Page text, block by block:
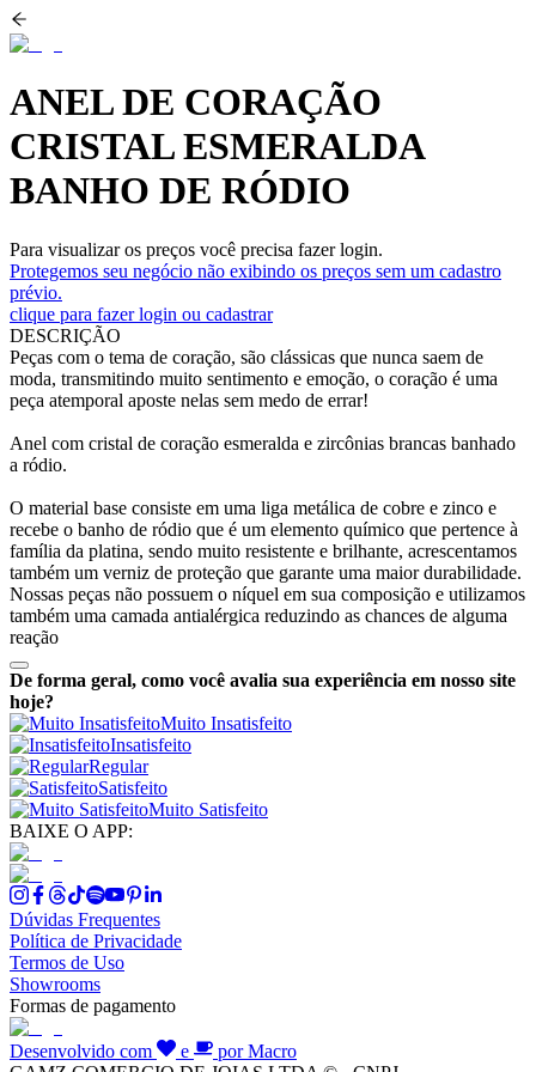
ANEL DE CORAÇÃO
CRISTAL ESMERALDA
BANHO DE RÓDIO
Para visualizar os preços você precisa fazer login.
Protegemos seu negócio não exibindo os preços sem um cadastro
prévio.
clique para fazer login ou cadastrar
DESCRIÇÃO
Peças com o tema de coração, são clássicas que nunca saem de
moda, transmitindo muito sentimento e emoção, o coração é uma
peça atemporal aposte nelas sem medo de errar!
Anel com cristal de coração esmeralda e zircônias brancas banhado
a ródio.
O material base consiste em uma liga metálica de cobre e zinco e
recebe o banho de ródio que é um elemento químico que pertence à
família da platina, sendo muito resistente e brilhante, acrescentamos
também um verniz de proteção que garante uma maior durabilidade.
Nossas peças não possuem o níquel em sua composição e utilizamos
também uma camada antialérgica reduzindo as chances de alguma
reação
De forma geral, como você avalia sua experiência em nosso site
hoje?
Muito Insatisfeito
Insatisfeito
Regular
Satisfeito
Muito Satisfeito
BAIXE O APP:
Dúvidas Frequentes
Política de Privacidade
Termos de Uso
Showrooms
Formas de pagamento
Desenvolvido com e
por Macro